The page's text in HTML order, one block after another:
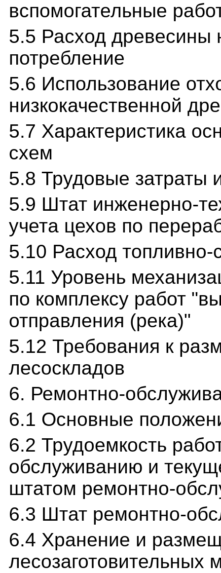
вспомогательные
5.5 Расход древесины
потребление
5.6 Использование
низкокачественной
5.7 Характеристика
схем
5.8 Трудовые затраты
5.9 Штат инженерно-
учета цехов по
5.10 Расход
5.11 Уровень
по комплексу работ
отправления (река)"
5.12 Требования к
лесоскладов
6. Ремонтно-
6.1 Основные
6.2 Трудоемкость
обслуживанию и
штатом ремонтно-
6.3 Штат ремонтно-
6.4 Хранение и
лесозаготовительных